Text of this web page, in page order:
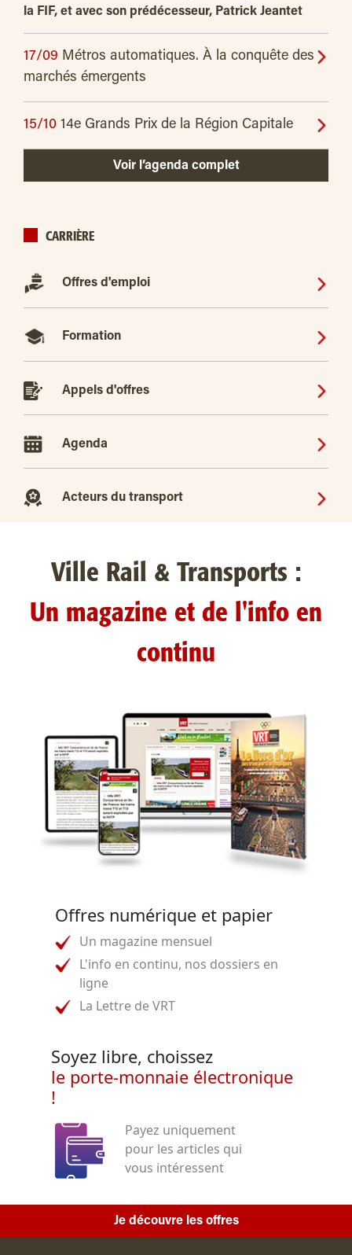
la FIF, et avec son prédécesseur, Patrick Jeantet
17/09 Métros automatiques. À la conquête des
marchés émergents
15/10 14e Grands Prix de la Région Capitale
Voir l’agenda complet
CARRIÈRE
Offres d'emploi
Formation
Appels d'offres
Agenda
Acteurs du transport
Ville Rail & Transports :
Un magazine et de l'info en
continu
Offres numérique et papier
Un magazine mensuel
L'info en continu, nos dossiers en
ligne
La Lettre de VRT
Soyez libre, choissez
le porte-monnaie électronique
!
Payez uniquement
pour les articles qui
vous intéressent
Je découvre les offres